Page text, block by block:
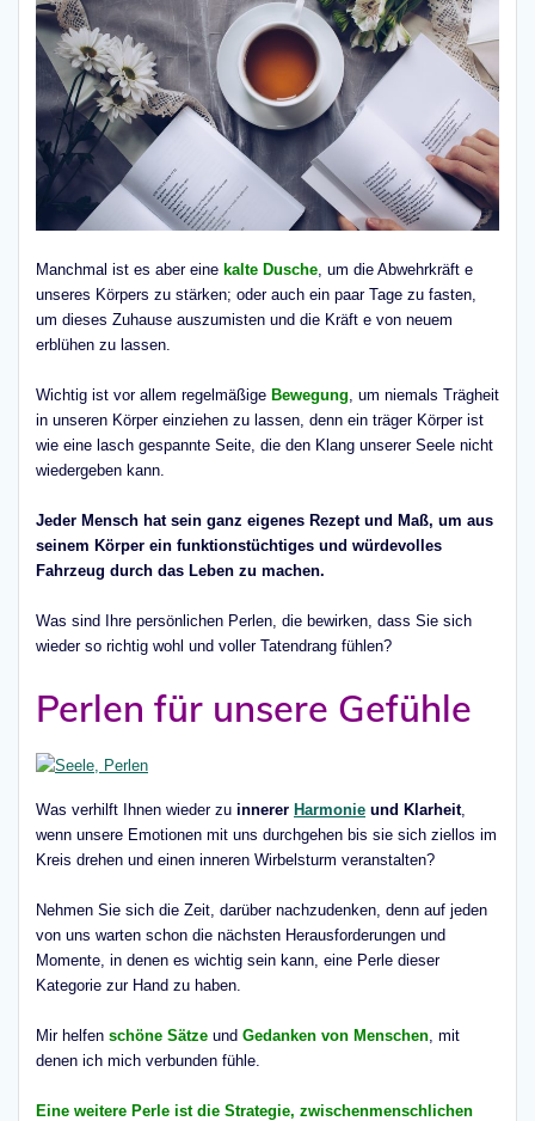
Manchmal ist es aber eine kalte Dusche , um die Abwehrkräft e
unseres Körpers zu stärken; oder auch ein paar Tage zu fasten,
um dieses Zuhause auszumisten und die Kräft e von neuem
erblühen zu lassen.
Wichtig ist vor allem regelmäßige Bewegung , um niemals Trägheit
in unseren Körper einziehen zu lassen, denn ein träger Körper ist
wie eine lasch gespannte Seite, die den Klang unserer Seele nicht
wiedergeben kann.
Jeder Mensch hat sein ganz eigenes Rezept und Maß, um aus
seinem Körper ein funktionstüchtiges und würdevolles
Fahrzeug durch das Leben zu machen.
Was sind Ihre persönlichen Perlen, die bewirken, dass Sie sich
wieder so richtig wohl und voller Tatendrang fühlen?
Perlen für unsere Gefühle
Was verhilft Ihnen wieder zu innerer Harmonie und Klarheit,
wenn unsere Emotionen mit uns durchgehen bis sie sich ziellos im
Kreis drehen und einen inneren Wirbelsturm veranstalten?
Nehmen Sie sich die Zeit, darüber nachzudenken, denn auf jeden
von uns warten schon die nächsten Herausforderungen und
Momente, in denen es wichtig sein kann, eine Perle dieser
Kategorie zur Hand zu haben.
Mir helfen schöne Sätze und Gedanken von Menschen , mit
denen ich mich verbunden fühle.
Eine weitere Perle ist die Strategie, zwischenmenschlichen